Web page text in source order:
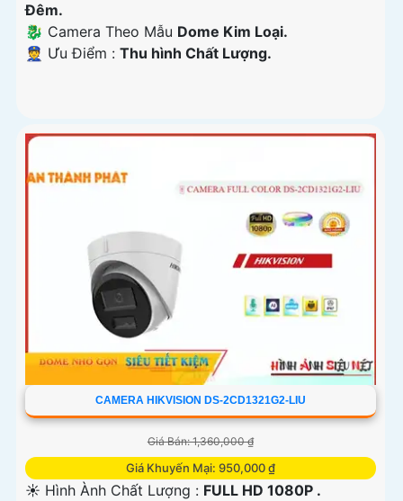
Đêm.
🐉️ Camera Theo Mẫu Dome Kim Loại.
️👮 Ưu Điểm : Thu hình Chất Lượng.
CAMERA HIKVISION DS-2CD1321G2-LIU
Giá Bán: 1,360,000 ₫
Giá Khuyến Mại: 950,000 ₫
☀️ Hình Ành Chất Lượng : FULL HD 1080P .